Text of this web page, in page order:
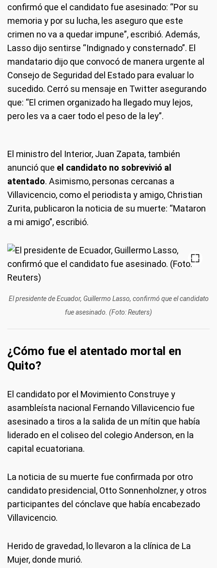
confirmó que el candidato fue asesinado: “Por su
memoria y por su lucha, les aseguro que este
crimen no va a quedar impune”, escribió. Además,
Lasso dijo sentirse “Indignado y consternado”. El
mandatario dijo que convocó de manera urgente al
Consejo de Seguridad del Estado para evaluar lo
sucedido. Cerró su mensaje en Twitter asegurando
que: “El crimen organizado ha llegado muy lejos,
pero les va a caer todo el peso de la ley”.
El ministro del Interior, Juan Zapata, también
anunció que el candidato no sobrevivió al
atentado. Asimismo, personas cercanas a
Villavicencio, como el periodista y amigo, Christian
Zurita, publicaron la noticia de su muerte: “Mataron
a mi amigo”, escribió.
El presidente de Ecuador, Guillermo Lasso, confirmó que el candidato
fue asesinado. (Foto: Reuters)
¿Cómo fue el atentado mortal en
Quito?
El candidato por el Movimiento Construye y
asambleísta nacional Fernando Villavicencio fue
asesinado a tiros a la salida de un mítin que había
liderado en el coliseo del colegio Anderson, en la
capital ecuatoriana.
La noticia de su muerte fue confirmada por otro
candidato presidencial, Otto Sonnenholzner, y otros
participantes del cónclave que había encabezado
Villavicencio.
Herido de gravedad, lo llevaron a la clínica de La
Mujer, donde murió.